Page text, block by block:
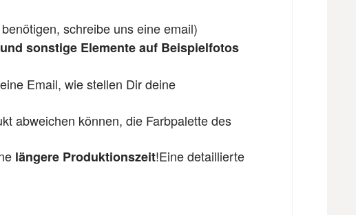
schreibe uns eine email)
sonstige Elemente auf Beispielfotos
Email, wie stellen Dir deine
abweichen können, die Farbpalette des
längere Produktionszeit!Eine detaillierte